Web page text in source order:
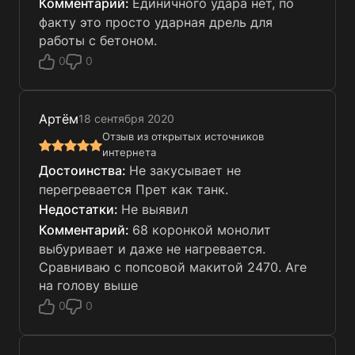
Единичного удара нет, по
факту это просто ударная дрель для
работы с бетоном.
0 0
Артём18 сентября 2020
Отзыв из открытых источников
интернета
Не закусывает не
перегревается Прет как танк.
Не выявил
68 коронкой монолит
выбуривает и даже не нагревается.
Сравниваю с попсовой макитой 2470. Аге
на голову выше
0 0